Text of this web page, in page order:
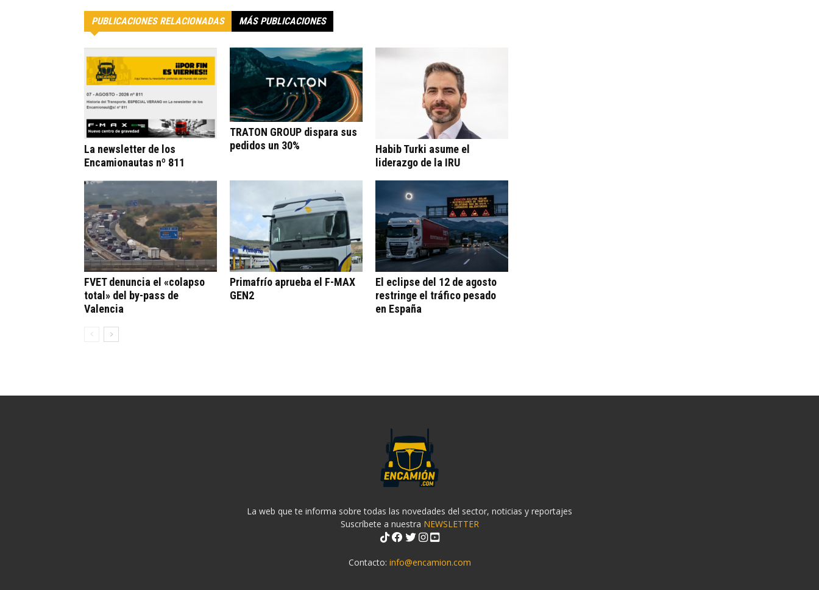
PUBLICACIONES RELACIONADAS MÁS PUBLICACIONES
La newsletter de los
Encamionautas nº 811
TRATON GROUP dispara sus
pedidos un 30%
Habib Turki asume el
liderazgo de la IRU
FVET denuncia el «colapso
total» del by-pass de
Valencia
Primafrío aprueba el F-MAX
GEN2
El eclipse del 12 de agosto
restringe el tráfico pesado
en España
La web que te informa sobre todas las novedades del sector, noticias y reportajes
Suscríbete a nuestra NEWSLETTER
Contacto: info@encamion.com